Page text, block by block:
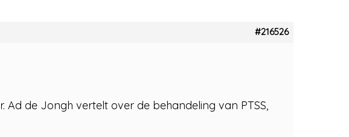
#216526
Ad de Jongh vertelt over de behandeling van PTSS,